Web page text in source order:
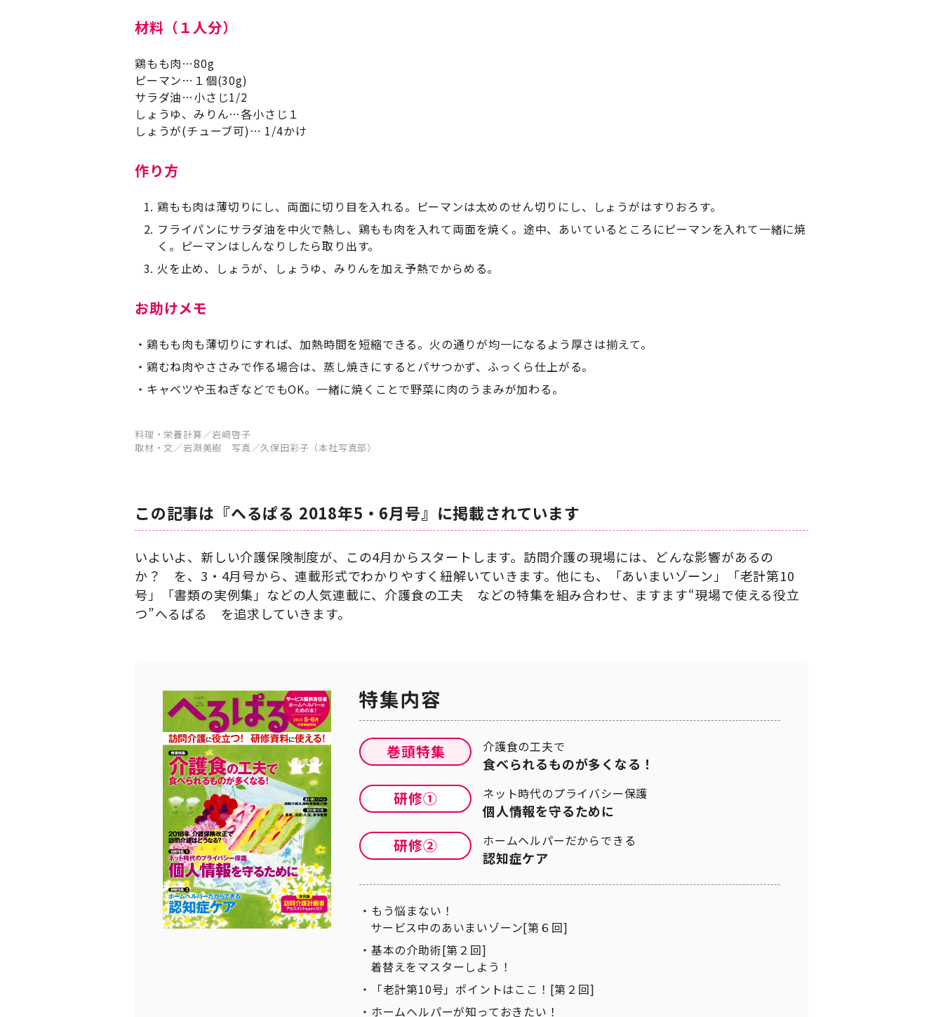
材料（１人分）
鶏もも肉…80g
ピーマン…１個(30g)
サラダ油…小さじ1/2
しょうゆ、みりん…各小さじ１
しょうが(チューブ可)… 1/4かけ
作り方
鶏もも肉は薄切りにし、両面に切り目を入れる。ピーマンは太めのせん切りにし、しょうがはすりおろす。
フライパンにサラダ油を中火で熱し、鶏もも肉を入れて両面を焼く。途中、あいているところにピーマンを入れて一緒に焼
く。ピーマンはしんなりしたら取り出す。
火を止め、しょうが、しょうゆ、みりんを加え予熱でからめる。
お助けメモ
鶏もも肉も薄切りにすれば、加熱時間を短縮できる。火の通りが均一になるよう厚さは揃えて。
鶏むね肉やささみで作る場合は、蒸し焼きにするとパサつかず、ふっくら仕上がる。
キャベツや玉ねぎなどでもOK。一緒に焼くことで野菜に肉のうまみが加わる。
料理・栄養計算／岩﨑啓子
取材・文／岩淵美樹 写真／久保田彩子（本社写真部）
この記事は『へるぱる 2018年5・6月号』に掲載されています
いよいよ、新しい介護保険制度が、この4月からスタートします。訪問介護の現場には、どんな影響があるの
か？ を、3・4月号から、連載形式でわかりやすく紐解いていきます。他にも、「あいまいゾーン」「老計第10
号」「書類の実例集」などの人気連載に、介護食の工夫 などの特集を組み合わせ、ますます“現場で使える役立
つ”へるぱる を追求していきます。
介護食の工夫で
食べられるものが多くなる！
ネット時代のプライバシー保護
個人情報を守るために
ホームヘルパーだからできる
認知症ケア
もう悩まない！
サービス中のあいまいゾーン[第６回]
基本の介助術[第２回]
着替えをマスターしよう！
「老計第10号」ポイントはここ！[第２回]
ホームヘルパーが知っておきたい！